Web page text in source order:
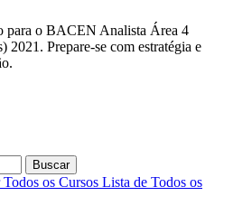
para o BACEN Analista Área 4
2021. Prepare-se com estratégia e
Buscar
os Cursos Lista de Todos os